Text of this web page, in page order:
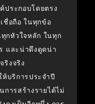
ประกอบโดยตรง
ชื่อถือ ในทุกข้อ
กหัวใจหลัก ในทุก
และน่าดึงดูดน่า
งจริง
บริการประจำปี
ารสร้างรายได้ไม่